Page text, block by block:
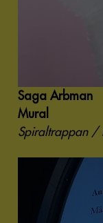
Saga Arbman
Mural
Spiraltrappan /